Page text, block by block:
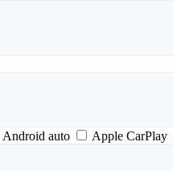
Android auto Apple CarPlay